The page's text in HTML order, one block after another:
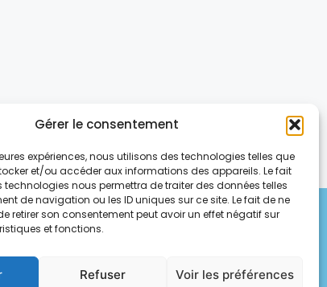
Gérer le consentement
expériences, nous utilisons des technologies telles que
et/ou accéder aux informations des appareils. Le fait
technologies nous permettra de traiter des données telles
de navigation ou les ID uniques sur ce site. Le fait de ne
retirer son consentement peut avoir un effet négatif sur
et fonctions.
Refuser Voir les préférences